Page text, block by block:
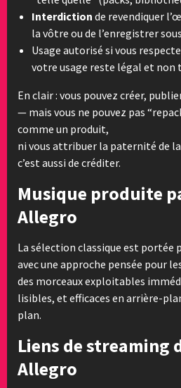
Interdiction de revendiquer
la vôtre ou de l’enregistrer
Usage autorisé si vous
votre usage reste légal et non
En clair : vous pouvez créer,
— mais vous ne pouvez pas
comme un produit,
ni vous attribuer la paternité de la
c’est aussi de créditer.
Musique produite
Allegro
La sélection classique est portée
avec une approche pensée pour
des morceaux exploitables
lisibles, et efficaces en arrière-
plan.
Liens de streaming
Allegro